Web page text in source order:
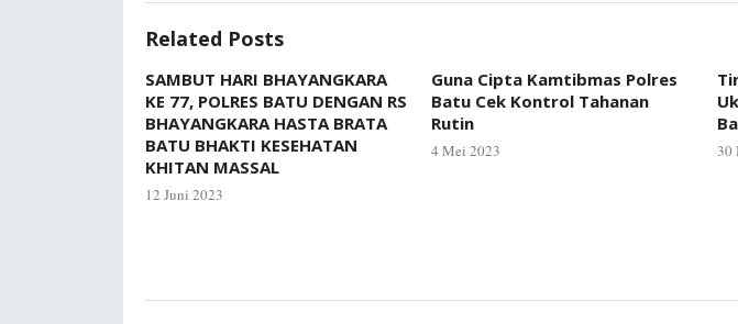
Related Posts
SAMBUT HARI BHAYANGKARA
KE 77, POLRES BATU DENGAN RS
BHAYANGKARA HASTA BRATA
BATU BHAKTI KESEHATAN
KHITAN MASSAL
12 Juni 2023
Guna Cipta Kamtibmas Polres
Batu Cek Kontrol Tahanan
Rutin
4 Mei 2023 30